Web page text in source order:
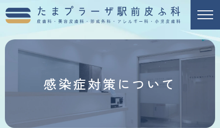
感染症対策について